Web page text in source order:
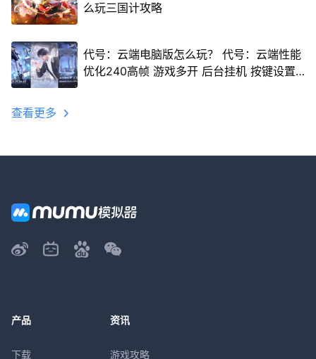
么玩三国计攻略
代号：云端电脑版怎么玩？ 代号：云端性能
优化240高帧 游戏多开 后台挂机 按键设置
查看更多
产品
下载
资讯
游戏攻略